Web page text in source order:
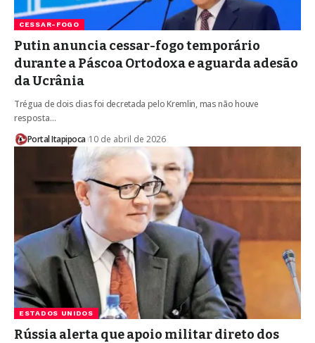
CESSAR-FOGO
Putin anuncia cessar-fogo temporário
durante a Páscoa Ortodoxa e aguarda adesão
da Ucrânia
Trégua de dois dias foi decretada pelo Kremlin, mas não houve
resposta…
Portal Itapipoca 10 de abril de 2026
ESTADOS UNIDOS
Rússia alerta que apoio militar direto dos